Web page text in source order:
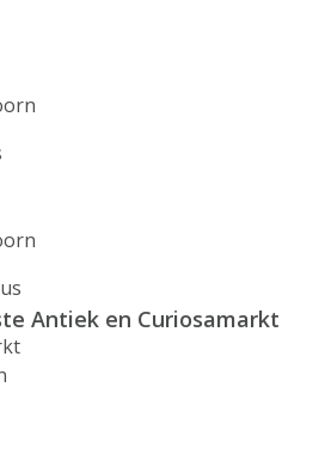
Antiek en Curiosamarkt